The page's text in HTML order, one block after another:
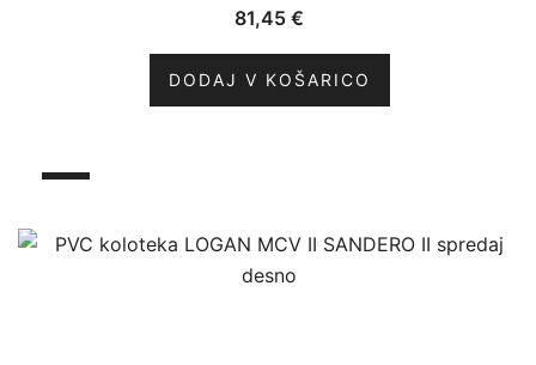
81,45 €
DODAJ V KOŠARICO